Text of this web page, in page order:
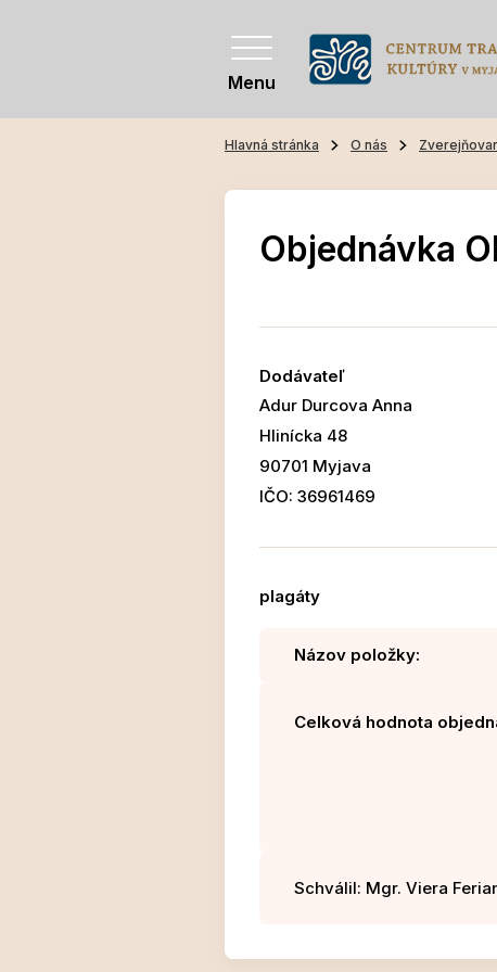
Menu
Hlavná stránka O nás
Objednávka
Dodávateľ
Adur Durcova Anna
Hlinícka 48
90701 Myjava
IČO: 36961469
plagáty
Názov položky:
Celková hodnota
Schválil: Mgr. Viera